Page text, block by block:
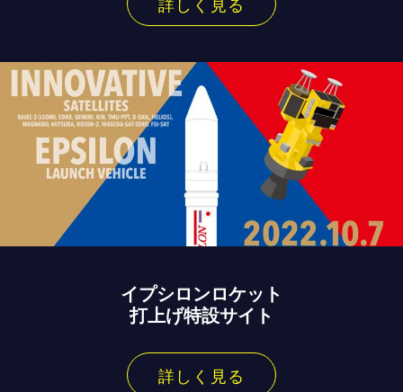
イプシロンロケット
打上げ特設サイト
詳しく見る